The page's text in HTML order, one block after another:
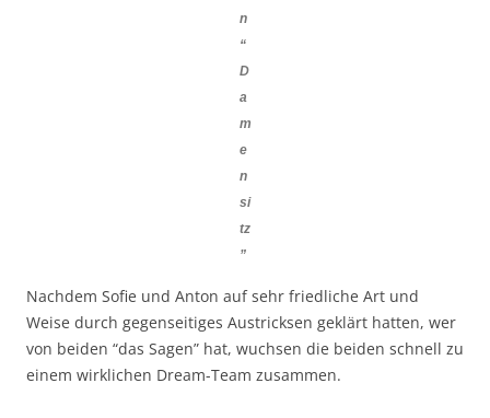
n
“
D
a
m
e
n
si
tz
”
Nachdem Sofie und Anton auf sehr friedliche Art und
Weise durch gegenseitiges Austricksen geklärt hatten, wer
von beiden “das Sagen” hat, wuchsen die beiden schnell zu
einem wirklichen Dream-Team zusammen.